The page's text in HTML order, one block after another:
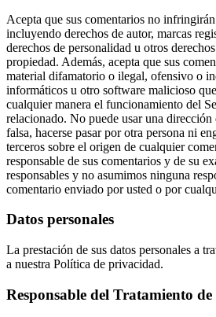
Acepta que sus comentarios no
incluyendo derechos de autor, marcas
derechos de personalidad u otros
propiedad. Además, acepta que sus
material difamatorio o ilegal, ofensivo o
informáticos u otro software malicioso
cualquier manera el funcionamiento del
relacionado. No puede usar una
falsa, hacerse pasar por otra persona ni
terceros sobre el origen de cualquier
responsable de sus comentarios y de su
responsables y no asumimos ninguna
comentario enviado por usted o por
Datos personales
La prestación de sus datos personales a
a nuestra Política de privacidad.
Responsable del Tratamiento de